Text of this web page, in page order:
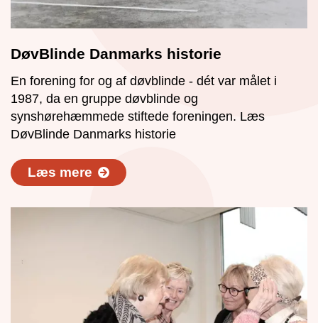
DøvBlinde Danmarks historie
En forening for og af døvblinde - dét var målet i
1987, da en gruppe døvblinde og
synshørehæmmede stiftede foreningen. Læs
DøvBlinde Danmarks historie
Læs mere